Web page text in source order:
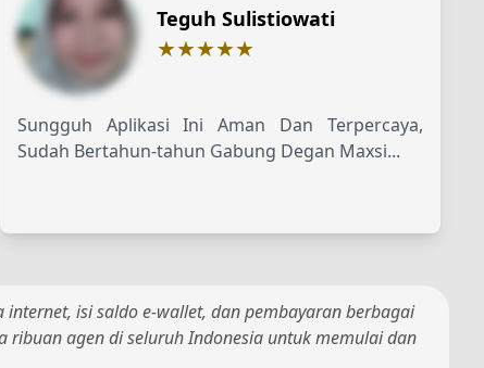
Teguh Sulistiowati
★★★★★
Sungguh Aplikasi Ini Aman Dan Terpercaya,
Sudah Bertahun-tahun Gabung Degan Maxsi...
isi saldo e-wallet, dan pembayaran berbagai
ribuan agen di seluruh Indonesia untuk memulai dan